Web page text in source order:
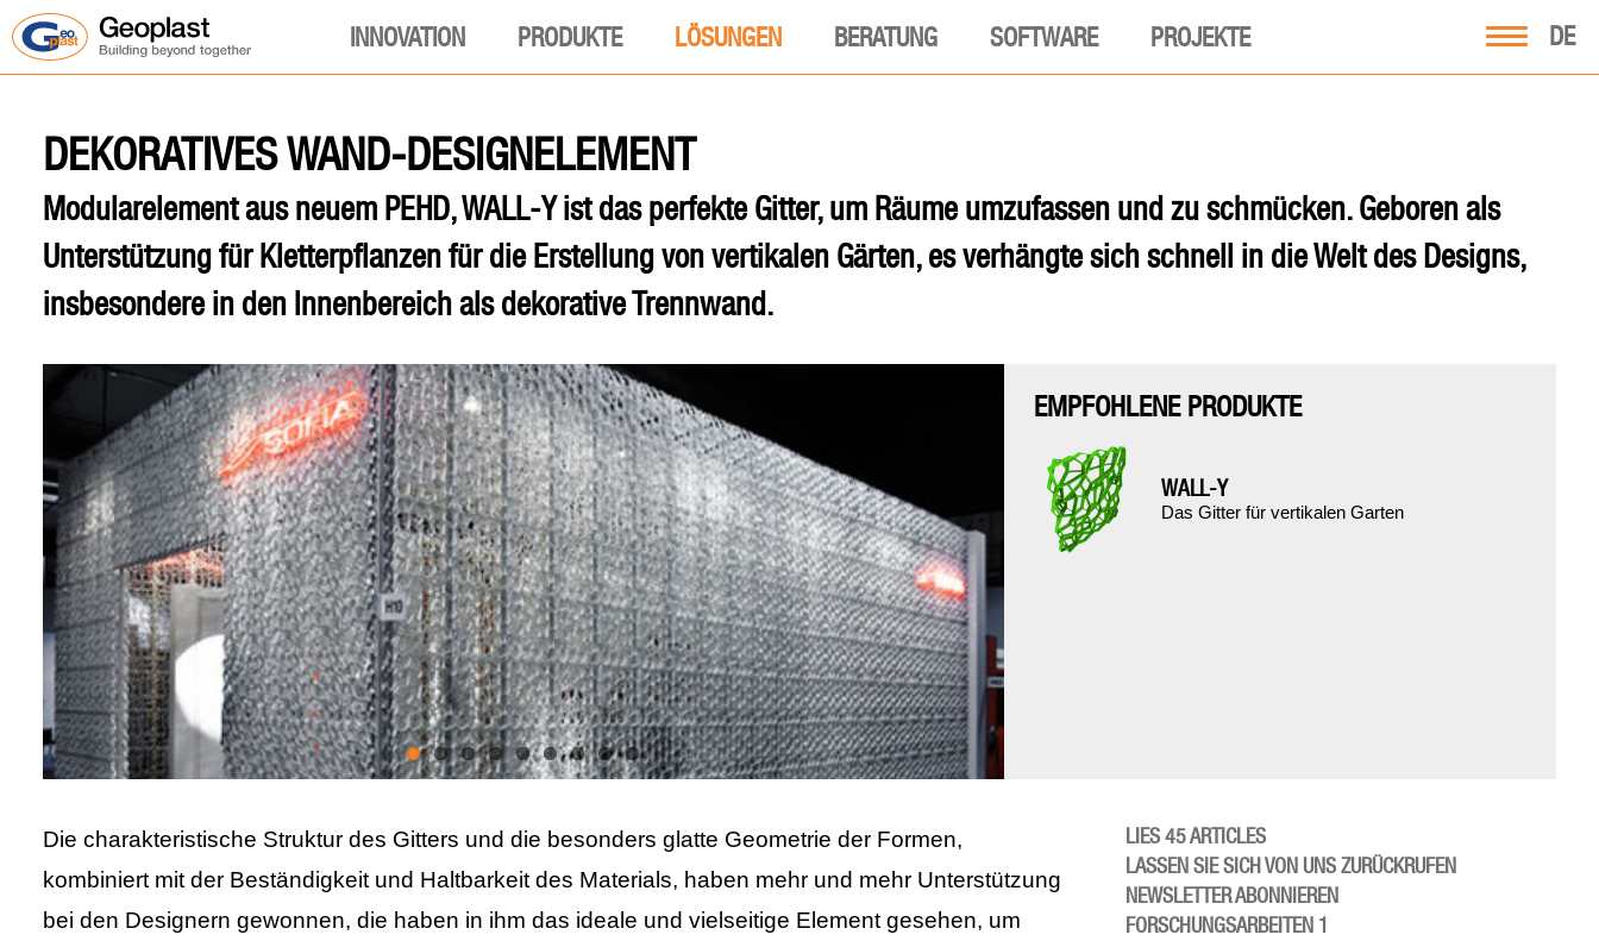
DE
INNOVATION PRODUKTE LÖSUNGEN BERATUNG SOFTWARE PROJEKTE
DEKORATIVES WAND-DESIGNELEMENT
Modularelement aus neuem PEHD, WALL-Y ist das perfekte Gitter, um Räume umzufassen und zu schmücken. Geboren als
Unterstützung für Kletterpflanzen für die Erstellung von vertikalen Gärten, es verhängte sich schnell in die Welt des Designs,
insbesondere in den Innenbereich als dekorative Trennwand.
EMPFOHLENE PRODUKTE
WALL-Y
Das Gitter für vertikalen Garten
Die charakteristische Struktur des Gitters und die besonders glatte Geometrie der Formen,
kombiniert mit der Beständigkeit und Haltbarkeit des Materials, haben mehr und mehr Unterstützung
bei den Designern gewonnen, die haben in ihm das ideale und vielseitige Element gesehen, um
LIES 45 ARTICLES
LASSEN SIE SICH VON UNS ZURÜCKRUFEN
NEWSLETTER ABONNIEREN
FORSCHUNGSARBEITEN 1